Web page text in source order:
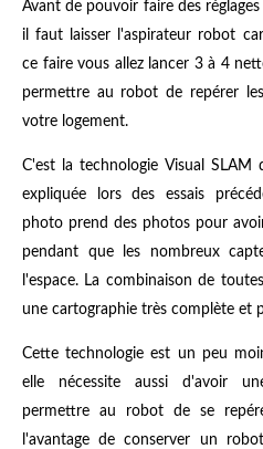
Avant de pouvoir faire des
il faut laisser l'aspirateur robot
ce faire vous allez lancer 3 à 4
permettre au robot de repérer
votre logement.
C'est la technologie Visual SLAM
expliquée lors des essais
photo prend des photos pour
pendant que les nombreux
l'espace. La combinaison de
une cartographie très complète et
Cette technologie est un peu
elle nécessite aussi d'avoir
permettre au robot de se
l'avantage de conserver un